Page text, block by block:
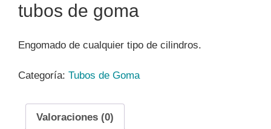
tubos de goma
Engomado de cualquier tipo de cilindros.
Categoría: Tubos de Goma
Valoraciones (0)